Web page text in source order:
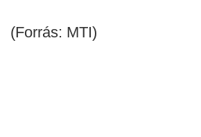
(Forrás: MTI)